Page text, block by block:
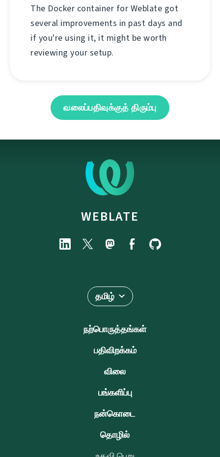
The Docker container for Weblate got
several improvements in past days and
if you're using it, it might be worth
reviewing your setup.
வலைப்பதிவுக்குத் திரும்பு
WEBLATE
தமிழ்
நற்பொருத்தங்கள்
பதிவிறக்கம்
விலை
பங்களிப்பு
நன்கொடை
தொழில்